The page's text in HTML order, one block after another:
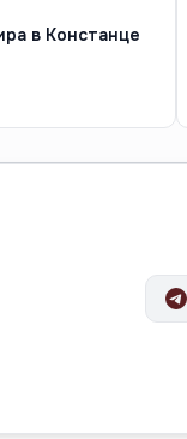
в Констанце